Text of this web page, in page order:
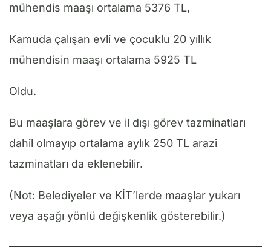
mühendis maaşı ortalama 5376 TL,
Kamuda çalışan evli ve çocuklu 20 yıllık
mühendisin maaşı ortalama 5925 TL
Oldu.
Bu maaşlara görev ve il dışı görev tazminatları
dahil olmayıp ortalama aylık 250 TL arazi
tazminatları da eklenebilir.
(Not: Belediyeler ve KİT’lerde maaşlar yukarı
veya aşağı yönlü değişkenlik gösterebilir.)